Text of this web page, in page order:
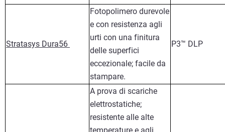
Stratasys Dura56
Fotopolimero durevole
e con resistenza agli
urti con una finitura
delle superfici
eccezionale; facile da
stampare.
P3™ DLP
A prova di scariche
elettrostatiche;
resistente alle alte